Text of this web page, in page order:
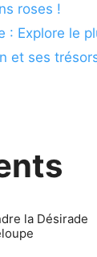
roses !
: Explore le
et ses
la Désirade